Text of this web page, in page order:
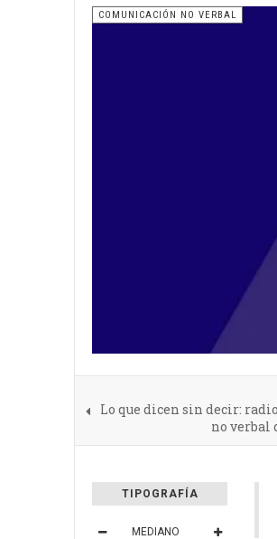
COMUNICACIÓN NO VERBAL
Lo que dicen sin decir:
no verbal
TIPOGRAFÍA
MEDIANO